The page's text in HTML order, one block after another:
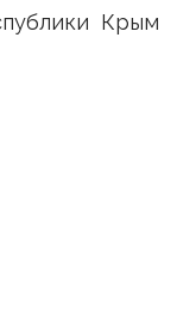
Крым